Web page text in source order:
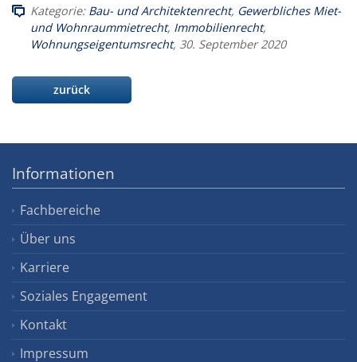
Kategorie: Bau- und Architektenrecht, Gewerbliches Miet-
und Wohnraummietrecht, Immobilienrecht,
Wohnungseigentumsrecht, 30. September 2020
zurück
Informationen
Fachbereiche
Über uns
Karriere
Soziales Engagement
Kontakt
Impressum